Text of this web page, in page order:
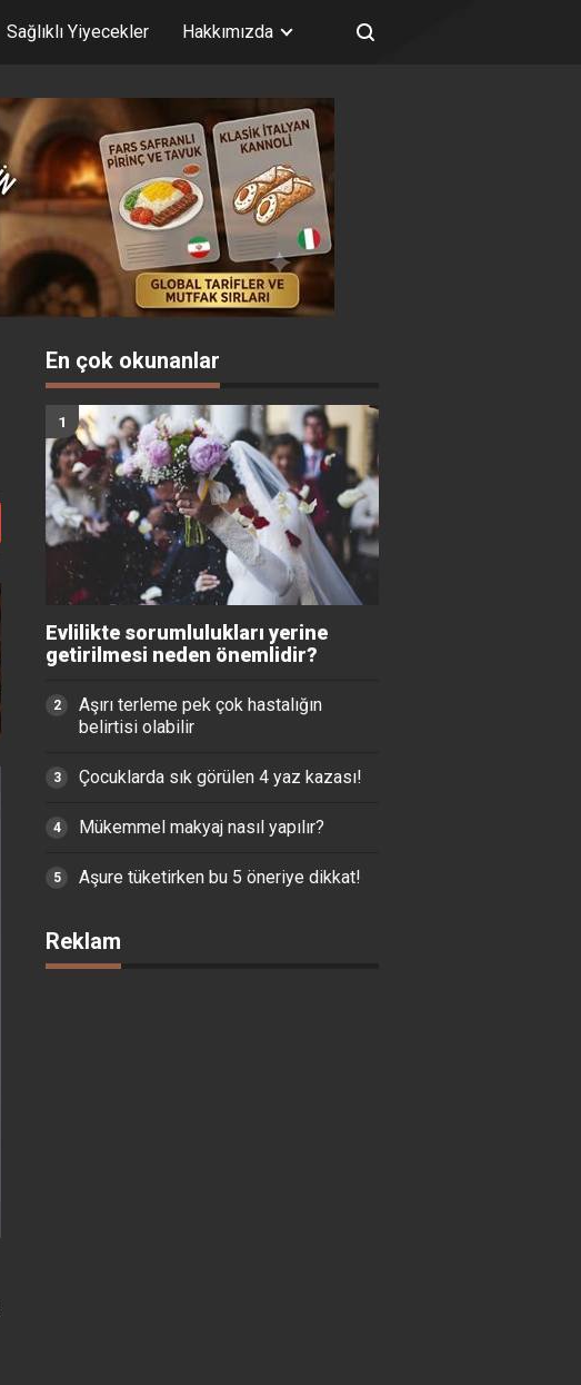
Sağlıklı Yiyecekler Hakkımızda
En çok okunanlar
Evlilikte sorumlulukları yerine
getirilmesi neden önemlidir?
Aşırı terleme pek çok hastalığın
belirtisi olabilir
Çocuklarda sık görülen 4 yaz kazası!
Mükemmel makyaj nasıl yapılır?
Aşure tüketirken bu 5 öneriye dikkat!
Reklam